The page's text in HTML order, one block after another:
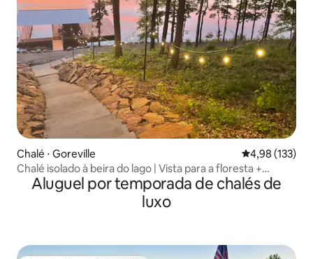
Chalé ⋅ Goreville 4,98 de uma
4,98 (133)
Chalé isolado à beira do lago | Vista para a floresta +
caiaques
Aluguel por temporada de chalés de
luxo